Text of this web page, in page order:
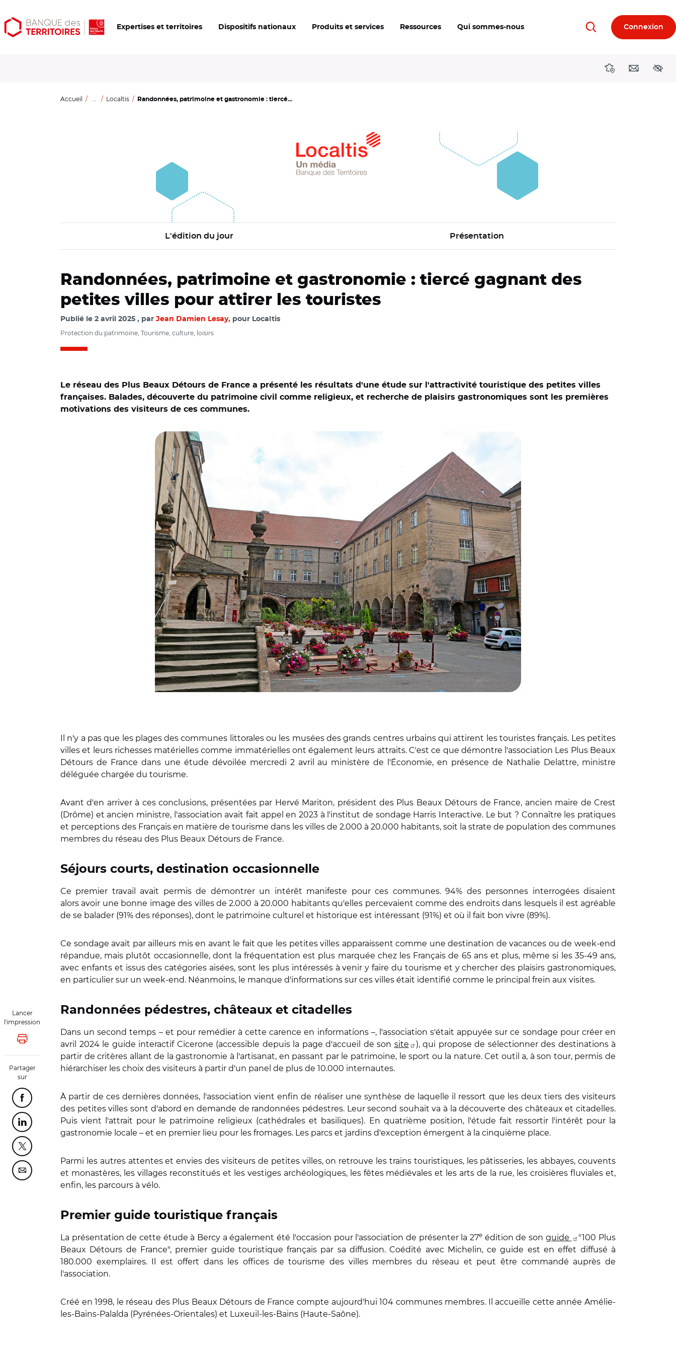
Aller
au
Aller
au
Ouvrir
les
Expertises et territoires Dispositifs nationaux Produits et services Ressources Qui sommes-nous RechercherConnexion
DirectionsContact
Accueil ... Localtis Randonnées, patrimoine et gastronomie : tiercé...
L'édition du jour Présentation
Lancer
l'impression
Lancer l'impression
Partager
sur
Partager cette page sur Facebook
Partager cette page sur Linkedin
Partager cette page sur Twitter
Partager cette page sur Courriel
Randonnées, patrimoine et gastronomie : tiercé gagnant des
petites villes pour attirer les touristes
Publié le 2 avril 2025 par Jean Damien Lesay, pour Localtis
Protection du patrimoine, Tourisme, culture, loisirs
Le réseau des Plus Beaux Détours de France a présenté les résultats d'une étude sur l'attractivité touristique des petites villes
françaises. Balades, découverte du patrimoine civil comme religieux, et recherche de plaisirs gastronomiques sont les premières
motivations des visiteurs de ces communes.
Il n'y a pas que les plages des communes littorales ou les musées des grands centres urbains qui attirent les touristes français. Les petites
villes et leurs richesses matérielles comme immatérielles ont également leurs attraits. C'est ce que démontre l'association Les Plus Beaux
Détours de France dans une étude dévoilée mercredi 2 avril au ministère de l'Économie, en présence de Nathalie Delattre, ministre
déléguée chargée du tourisme.
Avant d'en arriver à ces conclusions, présentées par Hervé Mariton, président des Plus Beaux Détours de France, ancien maire de Crest
(Drôme) et ancien ministre, l'association avait fait appel en 2023 à l'institut de sondage Harris Interactive. Le but ? Connaître les pratiques
et perceptions des Français en matière de tourisme dans les villes de 2.000 à 20.000 habitants, soit la strate de population des communes
membres du réseau des Plus Beaux Détours de France.
Séjours courts, destination occasionnelle
Ce premier travail avait permis de démontrer un intérêt manifeste pour ces communes. 94% des personnes interrogées disaient
alors avoir une bonne image des villes de 2.000 à 20.000 habitants qu'elles percevaient comme des endroits dans lesquels il est agréable
de se balader (91% des réponses), dont le patrimoine culturel et historique est intéressant (91%) et où il fait bon vivre (89%).
Ce sondage avait par ailleurs mis en avant le fait que les petites villes apparaissent comme une destination de vacances ou de week-end
répandue, mais plutôt occasionnelle, dont la fréquentation est plus marquée chez les Français de 65 ans et plus, même si les 35-49 ans,
avec enfants et issus des catégories aisées, sont les plus intéressés à venir y faire du tourisme et y chercher des plaisirs gastronomiques,
en particulier sur un week-end. Néanmoins, le manque d'informations sur ces villes était identifié comme le principal frein aux visites.
Randonnées pédestres, châteaux et citadelles
Dans un second temps – et pour remédier à cette carence en informations –, l'association s'était appuyée sur ce sondage pour créer en
avril 2024 le guide interactif Cicerone (accessible depuis la page d'accueil de son site
), qui propose de sélectionner des destinations à
partir de critères allant de la gastronomie à l'artisanat, en passant par le patrimoine, le sport ou la nature. Cet outil a, à son tour, permis de
hiérarchiser les choix des visiteurs à partir d'un panel de plus de 10.000 internautes.
À partir de ces dernières données, l'association vient enfin de réaliser une synthèse de laquelle il ressort que les deux tiers des visiteurs
des petites villes sont d'abord en demande de randonnées pédestres. Leur second souhait va à la découverte des châteaux et citadelles.
Puis vient l'attrait pour le patrimoine religieux (cathédrales et basiliques). En quatrième position, l'étude fait ressortir l'intérêt pour la
gastronomie locale – et en premier lieu pour les fromages. Les parcs et jardins d'exception émergent à la cinquième place.
Parmi les autres attentes et envies des visiteurs de petites villes, on retrouve les trains touristiques, les pâtisseries, les abbayes, couvents
et monastères, les villages reconstitués et les vestiges archéologiques, les fêtes médiévales et les arts de la rue, les croisières fluviales et,
enfin, les parcours à vélo.
Premier guide touristique français
La présentation de cette étude à Bercy a également été l'occasion pour l'association de présenter la 27eédition de son guide
"100 Plus
Beaux Détours de France", premier guide touristique français par sa diffusion. Coédité avec Michelin, ce guide est en effet diffusé à
180.000 exemplaires. Il est offert dans les offices de tourisme des villes membres du réseau et peut être commandé auprès de
l'association.
Créé en 1998, le réseau des Plus Beaux Détours de France compte aujourd'hui 104 communes membres. Il accueille cette année Amélie-
les-Bains-Palalda (Pyrénées-Orientales) et Luxeuil-les-Bains (Haute-Saône).